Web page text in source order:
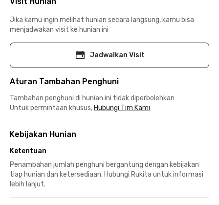
Jika kamu ingin melihat hunian secara langsung, kamu bisa
menjadwakan visit ke hunian ini
Jadwalkan Visit
Aturan Tambahan Penghuni
Tambahan penghuni di hunian ini tidak diperbolehkan
Untuk permintaan khusus, Hubungi Tim Kami
Kebijakan Hunian
Ketentuan
Penambahan jumlah penghuni bergantung dengan kebijakan
tiap hunian dan ketersediaan. Hubungi Rukita untuk informasi
lebih lanjut.